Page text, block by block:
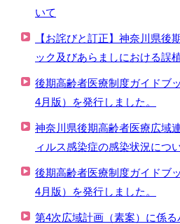
いて
【お詫びと訂正】神奈川県後
ック及びあらましにおける誤
後期高齢者医療制度ガイドブ
4月版）を発行しました。
神奈川県後期高齢者医療広域
ィルス感染症の感染状況につ
後期高齢者医療制度ガイドブ
4月版）を発行しました。
第4次広域計画（素案）に係